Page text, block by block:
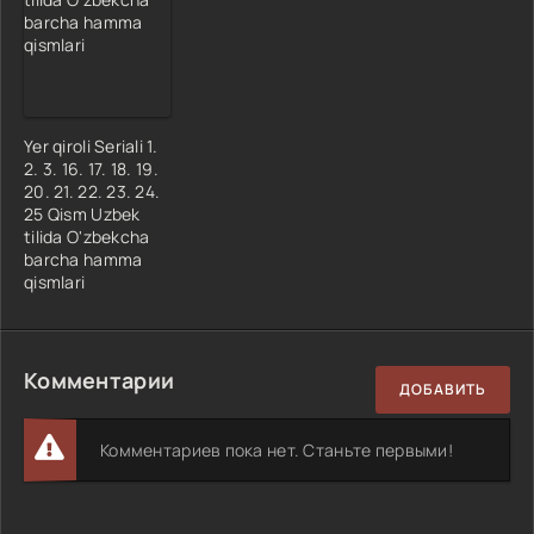
Yer qiroli Seriali 1.
2. 3. 16. 17. 18. 19.
20. 21. 22. 23. 24.
25 Qism Uzbek
tilida O'zbekcha
barcha hamma
qismlari
Комментарии ДОБАВИТЬ
Комментариев пока нет. Станьте первыми!